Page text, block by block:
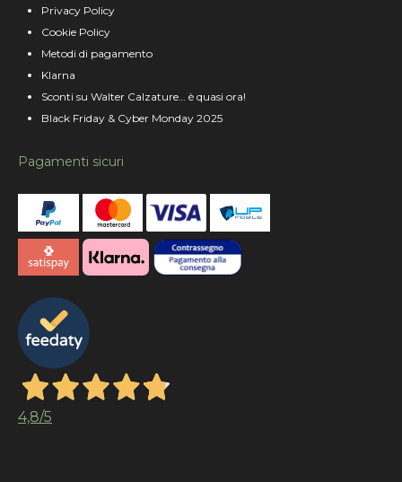
Privacy Policy
Cookie Policy
Metodi di pagamento
Klarna
Sconti su Walter Calzature… è quasi ora!
Black Friday & Cyber Monday 2025
Pagamenti sicuri
4,8/5